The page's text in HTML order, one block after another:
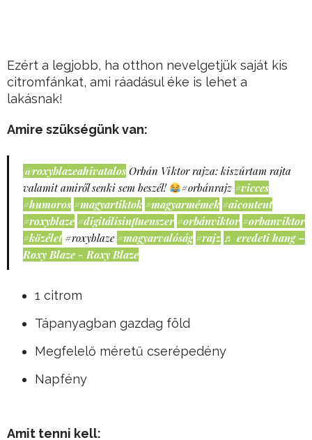
Ezért a legjobb, ha otthon nevelgetjük saját kis
citromfánkat, ami ráadásul éke is lehet a
lakásnak!
Amire szükségünk van:
@roxyblazeahivatalos Orbán Viktor rajza: kiszúrtam rajta
valamit amiről senki sem beszél!
#orbánrajz #vicces
#humoros #magyartiktok #magyarmémek #aicontent
#roxyblaze #digitálisinfluenszer #orbánviktor #orbanviktor
#közélet #roxyblaze #magyarvalóság #rajz ♬ eredeti hang –
Roxy Blaze - Roxy Blaze
1 citrom
Tápanyagban gazdag föld
Megfelelő méretű cserépedény
Napfény
Amit tenni kell: